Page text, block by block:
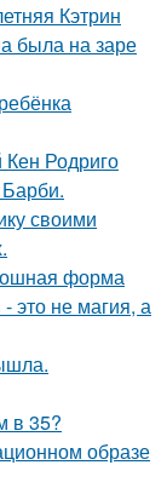
Кэтрин
была на заре
Родриго
своими
форма
это не магия, а
в 35?
образе